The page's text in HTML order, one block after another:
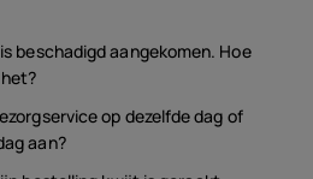
beschadigd aangekomen. Hoe
op dezelfde dag of
aan?